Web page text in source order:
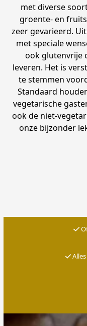
met diverse
groente- en
zeer gevarieerd.
met speciale
ook glutenvrije
leveren. Het is
te stemmen
Standaard
vegetarische
ook de niet-
onze bijzonder